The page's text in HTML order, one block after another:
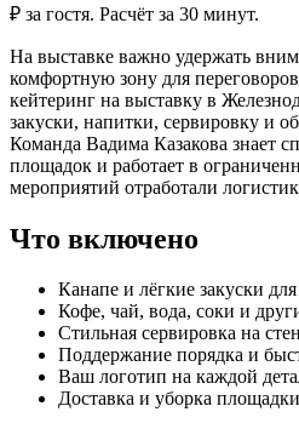
₽ за гостя. Расчёт за 30 минут.
На выставке важно удержать
комфортную зону для
кейтеринг на выставку в
закуски, напитки, сервировку и
Команда Вадима Казакова знает
площадок и работает в
мероприятий отработали
Что включено
Канапе и лёгкие закуски
Кофе, чай, вода, соки и
Стильная сервировка на
Поддержание порядка и
Ваш логотип на каждой
Доставка и уборка